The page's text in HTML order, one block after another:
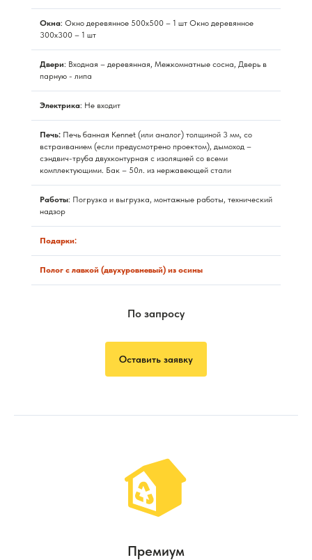
Окна: Окно деревянное 500х500 – 1 шт Окно деревянное
300х300 – 1 шт
Двери: Входная – деревянная, Межкомнатные сосна, Дверь в
парную - липа
Электрика: Не входит
Печь: Печь банная Kennet (или аналог) толщиной 3 мм, со
встраиванием (если предусмотрено проектом), дымоход –
сэндвич-труба двухконтурная с изоляцией со всеми
комплектующими. Бак – 50л. из нержавеющей стали
Работы: Погрузка и выгрузка, монтажные работы, технический
надзор
Подарки:
Полог с лавкой (двухуровневый) из осины
По запросу
Оставить заявку
Премиум